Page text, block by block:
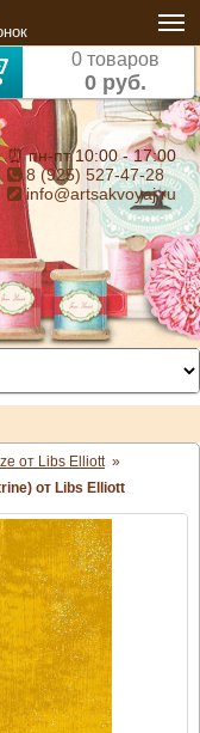
0 товаров
0 руб.
⏰ пн-пт 10:00 - 17:00
8 (925) 527-47-28
info@artsakvoyaj.ru
от Libs Elliott »
от Libs Elliott